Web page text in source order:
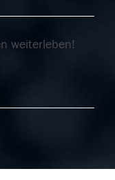
weiterleben!